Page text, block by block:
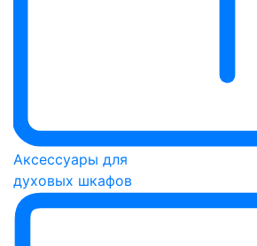
Аксессуары для
духовых шкафов